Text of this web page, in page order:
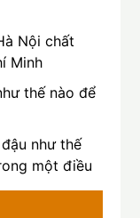
Nội chất
Minh
thế nào để
như thế
một điều